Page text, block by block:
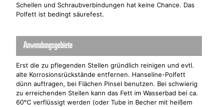
Schellen und Schraubverbindungen hat keine Chance. Das
Polfett ist bedingt säurefest.
Anwendungsgebiete
Erst die zu pflegenden Stellen gründlich reinigen und evtl.
alte Korrosionsrückstände entfernen. Hanseline-Polfett
dünn auftragen, bei Flächen Pinsel benutzen. Bei schwierig
zu erreichenden Stellen kann das Fett im Wasserbad bei ca.
60°C verflüssigt werden (oder Tube in Becher mit heißem